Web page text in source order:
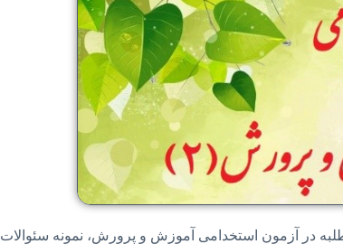
در آزمون استخدامی آموزش و پرورش، نمونه سئوالات